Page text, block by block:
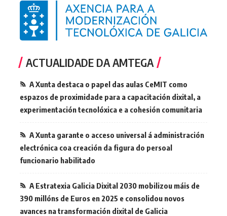
ACTUALIDADE DA AMTEGA
A Xunta destaca o papel das aulas CeMIT como
espazos de proximidade para a capacitación dixital, a
experimentación tecnolóxica e a cohesión comunitaria
A Xunta garante o acceso universal á administración
electrónica coa creación da figura do persoal
funcionario habilitado
A Estratexia Galicia Dixital 2030 mobilizou máis de
390 millóns de Euros en 2025 e consolidou novos
avances na transformación dixital de Galicia